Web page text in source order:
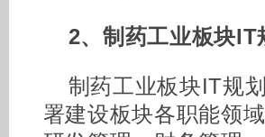
2、制药工业板块IT
制药工业板块IT规
署建设板块各职能领